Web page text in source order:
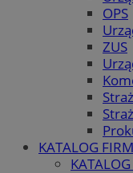
OPS
ZUS
KATALOG FIRM